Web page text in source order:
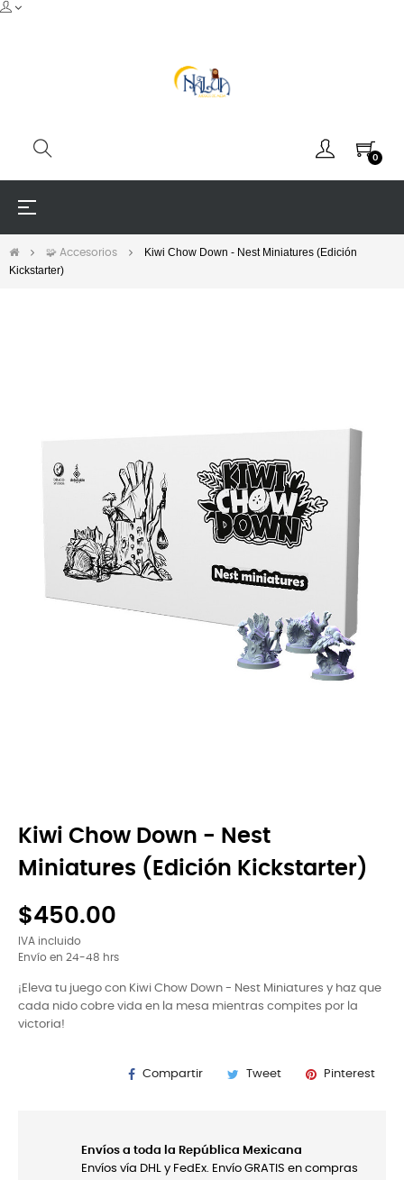
0
Navegación
☰
🧩 Accesorios
Kiwi Chow Down - Nest Miniatures (Edición
Kickstarter)
Kiwi Chow Down - Nest
Miniatures (Edición Kickstarter)
$450.00
IVA incluido
Envío en 24-48 hrs
¡Eleva tu juego con Kiwi Chow Down - Nest Miniatures y haz que
cada nido cobre vida en la mesa mientras compites por la
victoria!
Compartir Tweet Pinterest
Envíos a toda la República Mexicana
Envíos vía DHL y FedEx. Envío GRATIS en compras